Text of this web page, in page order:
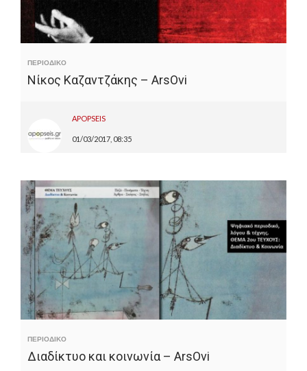
ΠΕΡΙΟΔΙΚΟ
Νίκος Καζαντζάκης – ArsOvi
APOPSEIS
01/03/2017, 08:35
ΠΕΡΙΟΔΙΚΟ
Διαδίκτυο και κοινωνία – ArsOvi